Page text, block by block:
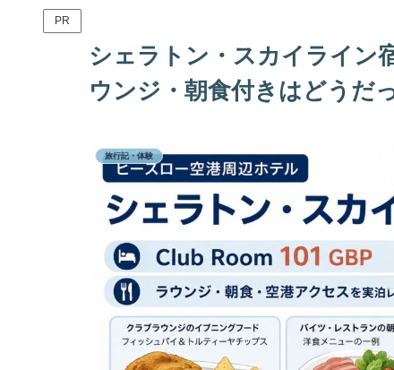
PR
シェラトン・スカイライン
ウンジ・朝食付きはどうだ
旅行記・体験